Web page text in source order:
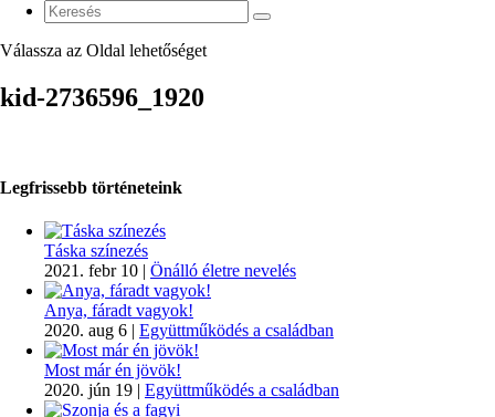
Válassza az Oldal lehetőséget
kid-2736596_1920
Legfrissebb történeteink
Táska színezés
2021. febr 10 | Önálló életre nevelés
Anya, fáradt vagyok!
2020. aug 6 | Együttműködés a családban
Most már én jövök!
2020. jún 19 | Együttműködés a családban